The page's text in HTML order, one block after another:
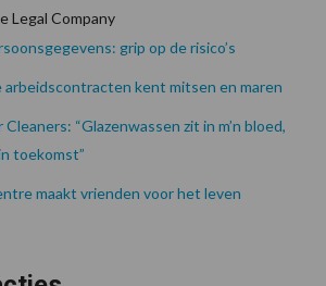
Legal Company
grip op de risico’s
kent mitsen en maren
“Glazenwassen zit in m’n bloed,
toekomst”
maakt vrienden voor het leven